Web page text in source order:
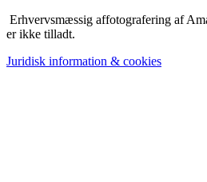
Erhvervsmæssig affotografering af
er ikke tilladt.
Juridisk information & cookies